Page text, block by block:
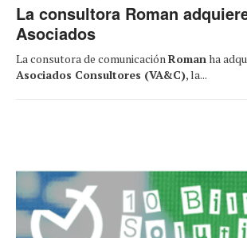
La consultora Roman
Asociados
La consutora de comunicaciónRomanha
Asociados Consultores (VA&C), la...